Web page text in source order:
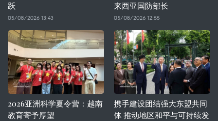
跃
05/08/2026 13:43
来西亚国防部长
05/08/2026 12:55
2026亚洲科学夏令营：越南
教育寄予厚望
携手建设团结强大东盟共同
体 推动地区和平与可持续发